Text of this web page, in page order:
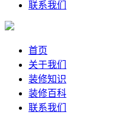
联系我们
首页
关于我们
装修知识
装修百科
联系我们